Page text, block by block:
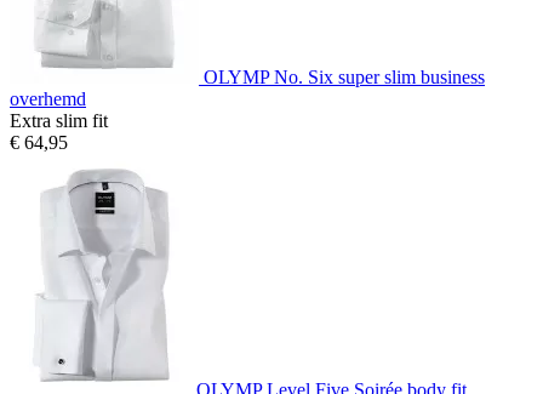
OLYMP No. Six super slim business
overhemd
Extra slim fit
€ 64,95
OLYMP Level Five Soirée body fit